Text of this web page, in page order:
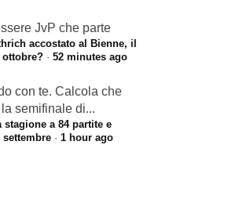
JvP che parte
accostato al Bienne, il
ottobre? · 52 minutes ago
con te. Calcola che
semifinale di...
stagione a 84 partite e
· 1 hour ago